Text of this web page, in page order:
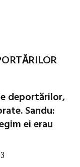
deportărilor,
Sandu:
ei erau